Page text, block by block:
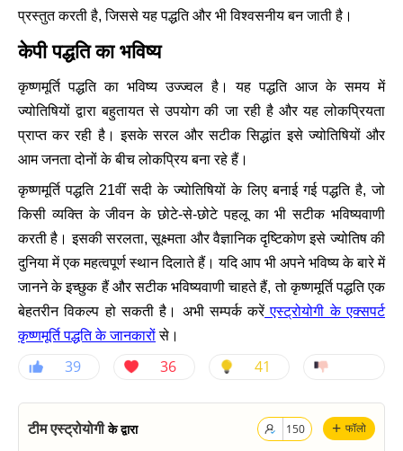
प्रस्तुत करती है, जिससे यह पद्धति और भी विश्वसनीय बन जाती है।
केपी पद्धति का भविष्य
कृष्णमूर्ति पद्धति का भविष्य उज्ज्वल है। यह पद्धति आज के समय में
ज्योतिषियों द्वारा बहुतायत से उपयोग की जा रही है और यह लोकप्रियता
प्राप्त कर रही है। इसके सरल और सटीक सिद्धांत इसे ज्योतिषियों और
आम जनता दोनों के बीच लोकप्रिय बना रहे हैं।
कृष्णमूर्ति पद्धति 21वीं सदी के ज्योतिषियों के लिए बनाई गई पद्धति है, जो
किसी व्यक्ति के जीवन के छोटे-से-छोटे पहलू का भी सटीक भविष्यवाणी
करती है। इसकी सरलता, सूक्ष्मता और वैज्ञानिक दृष्टिकोण इसे ज्योतिष की
दुनिया में एक महत्वपूर्ण स्थान दिलाते हैं। यदि आप भी अपने भविष्य के बारे में
जानने के इच्छुक हैं और सटीक भविष्यवाणी चाहते हैं, तो कृष्णमूर्ति पद्धति एक
बेहतरीन विकल्प हो सकती है। अभी सम्पर्क करेंएस्ट्रोयोगी के एक्सपर्ट
कृष्णमूर्ति पद्धति के जानकारोंसे।
39 36 41
+ फॉलो
150
टीम एस्ट्रोयोगीके द्वारा